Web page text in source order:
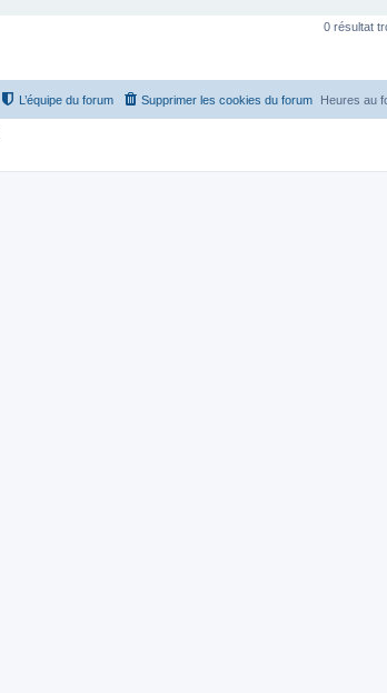
0 résultat
Heures au
Supprimer les cookies du forum
L’équipe du forum